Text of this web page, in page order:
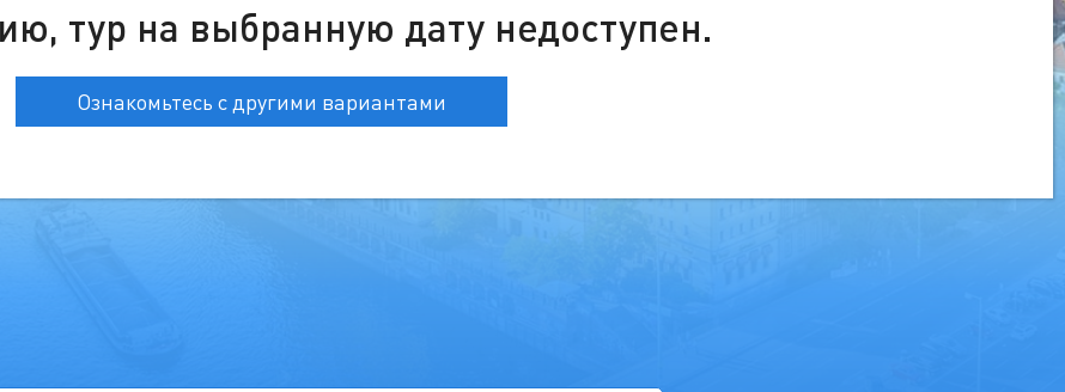
тур на выбранную дату недоступен.
Ознакомьтесь с другими вариантами